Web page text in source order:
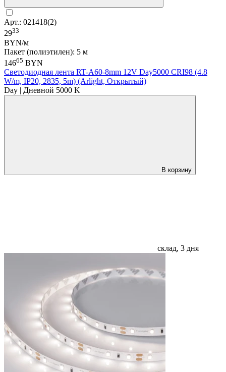
Арт.: 021418(2)
2933
BYN/м
Пакет (полиэтилен): 5 м
14665 BYN
Светодиодная лента RT-A60-8mm 12V Day5000 CRI98 (4.8
W/m, IP20, 2835, 5m) (Arlight, Открытый)
Day | Дневной 5000 K
В корзину
склад, 3 дня